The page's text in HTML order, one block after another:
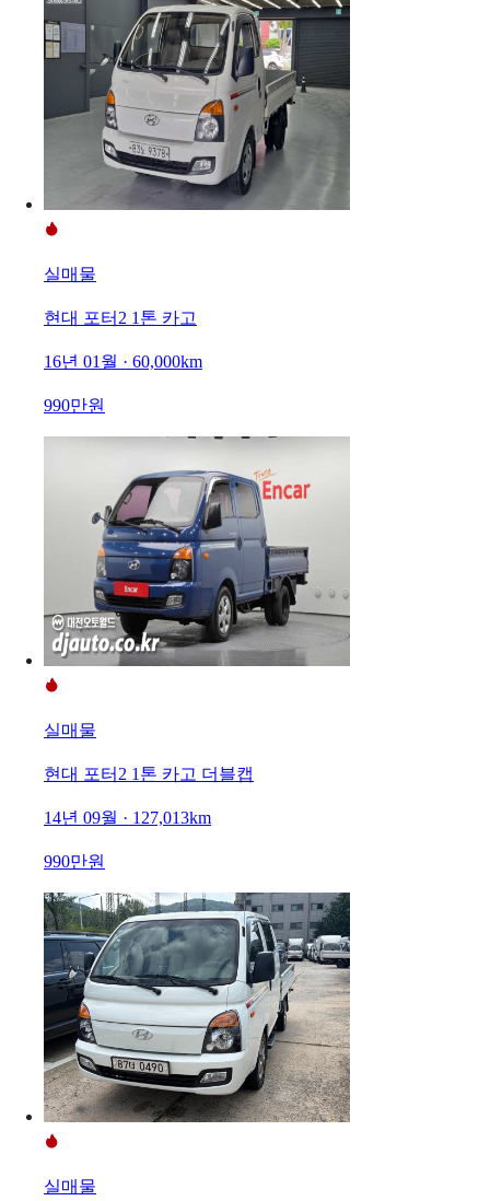
실매물
현대 포터2 1톤 카고
16년 01월 · 60,000km
990만원
실매물
현대 포터2 1톤 카고 더블캡
14년 09월 · 127,013km
990만원
실매물